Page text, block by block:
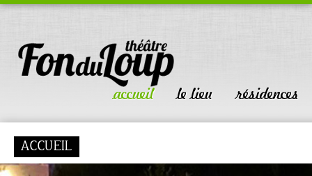
accueil le lieu résidences
ACCUEIL